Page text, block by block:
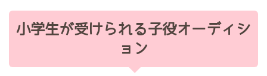
小学生が受けられる子役オーディシ
ョン